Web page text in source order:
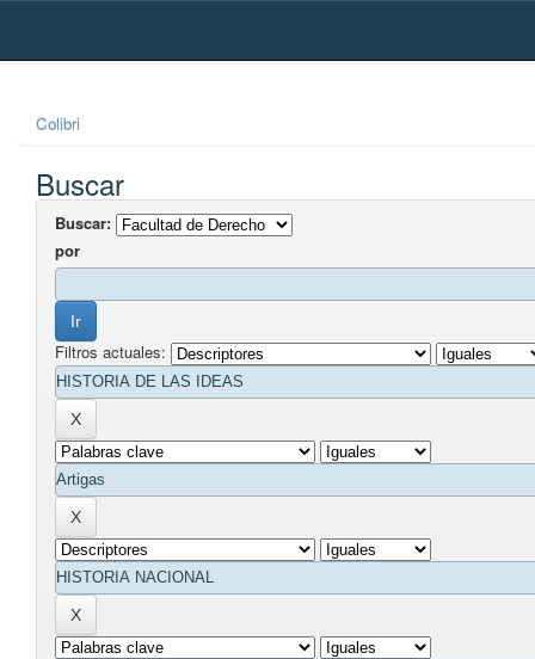
Skip
Colibri
Buscar
Buscar:
por
Filtros actuales: